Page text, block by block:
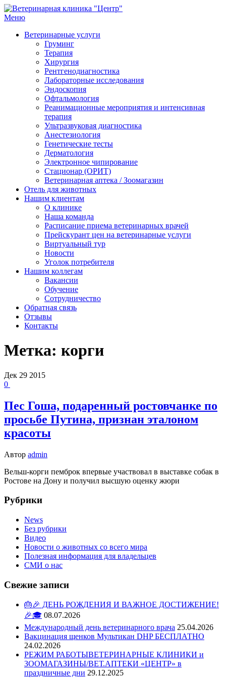
Перейти
к
Меню
Ветеринарные услуги
Груминг
Терапия
Хирургия
Рентгенодиагностика
Лабораторные исследования
Эндоскопия
Офтальмология
Реанимационные мероприятия и интенсивная
терапия
Ультразвуковая диагностика
Анестезиология
Генетические тесты
Дерматология
Электронное чипирование
Стационар (ОРИТ)
Ветеринарная аптека / Зоомагазин
Отель для животных
Нашим клиентам
О клинике
Наша команда
Расписание приема ветеринарных врачей
Прейскурант цен на ветеринарные услуги
Виртуальный тур
Новости
Уголок потребителя
Нашим коллегам
Вакансии
Обучение
Сотрудничество
Обратная связь
Отзывы
Контакты
Метка: корги
Дек 29 2015
0
Пес Гоша, подаренный ростовчанке по
просьбе Путина, признан эталоном
красоты
Автор admin
Вельш-корги пемброк впервые участвовал в выставке собак в
Ростове на Дону и получил высшую оценку жюри
Рубрики
News
Без рубрики
Видео
Новости о животных со всего мира
Полезная информация для владельцев
СМИ о нас
Свежие записи
🎂🎉 ДЕНЬ РОЖДЕНИЯ И ВАЖНОЕ ДОСТИЖЕНИЕ!
🎉🎓 08.07.2026
Международный день ветеринарного врача 25.04.2026
Вакцинация щенков Мультикан DHP БЕСПЛАТНО
24.02.2026
РЕЖИМ РАБОТЫВЕТЕРИНАРНЫЕ КЛИНИКИ и
ЗООМАГАЗИНЫ/ВЕТ.АПТЕКИ «ЦЕНТР» в
праздничные дни 29.12.2025